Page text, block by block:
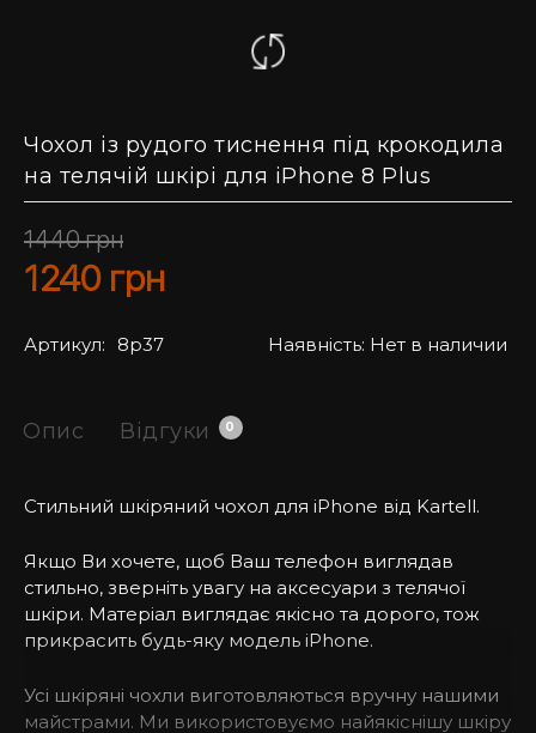
Чохол із рудого тиснення під крокодила
на телячій шкірі для iPhone 8 Plus
1440грн
1240 грн
Артикул: 8p37 Наявність: Нет в наличии
Опис Відгуки 0
Стильний шкіряний чохол для iPhone від Kartell.
Якщо Ви хочете, щоб Ваш телефон виглядав
стильно, зверніть увагу на аксесуари з телячої
шкіри. Матеріал виглядає якісно та дорого, тож
прикрасить будь-яку модель iPhone.
Усі шкіряні чохли виготовляються вручну нашими
майстрами. Ми використовуємо найякіснішу шкіру